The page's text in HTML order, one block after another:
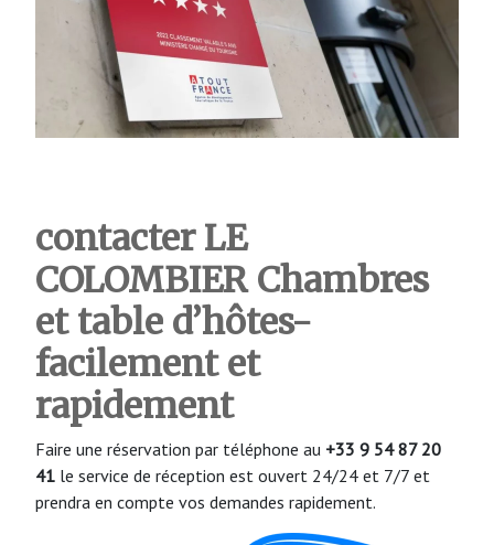
contacter LE
COLOMBIER Chambres
et table d’hôtes-
facilement et
rapidement
Faire une réservation par téléphone au +33 9 54 87 20
41 le service de réception est ouvert 24/24 et 7/7 et
prendra en compte vos demandes rapidement.